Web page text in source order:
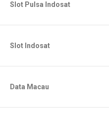
Slot Pulsa Indosat
Slot Indosat
Data Macau